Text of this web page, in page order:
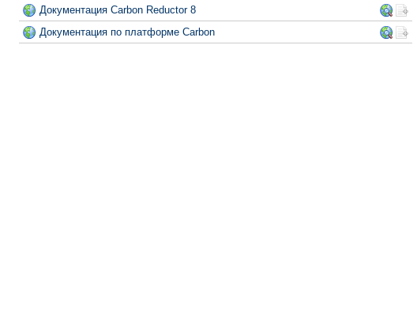
Документация Carbon Reductor 8
Документация по платформе Carbon